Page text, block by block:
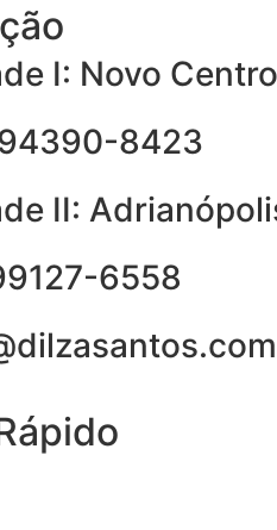
I: Novo
8423
II:
6558